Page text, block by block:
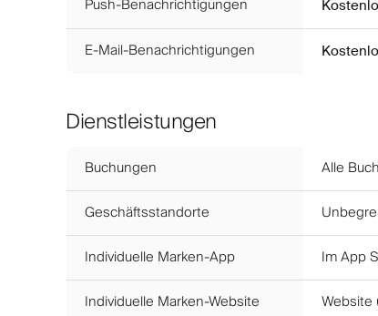
Push-Benachrichtigungen
E-Mail-Benachrichtigungen
Dienstleistungen
Buchungen
Alle
Geschäftsstandorte
Individuelle Marken-App
Im App
Individuelle Marken-Website
Website